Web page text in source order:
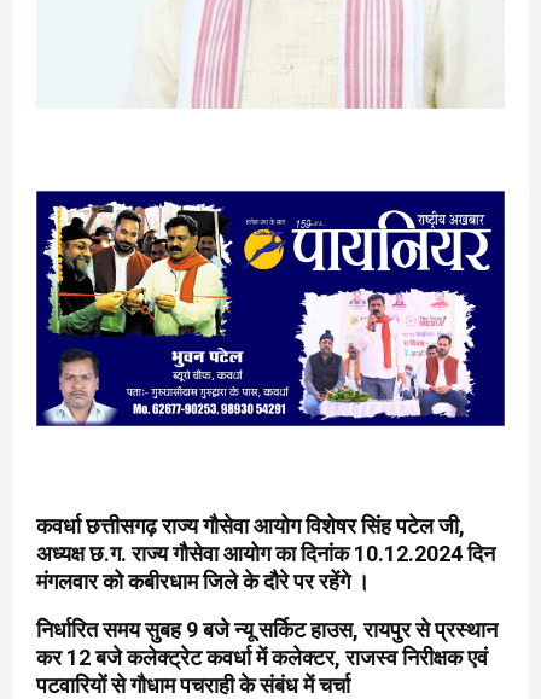
कवर्धा छत्तीसगढ़ राज्य गौसेवा आयोग विशेषर सिंह पटेल जी,
अध्यक्ष छ.ग. राज्य गौसेवा आयोग का दिनांक 10.12.2024 दिन
मंगलवार को कबीरधाम जिले के दौरे पर रहेंगे ।
निर्धारित समय सुबह 9 बजे न्यू सर्किट हाउस, रायपुर से प्रस्थान
कर 12 बजे कलेक्ट्रेट कवर्धा में कलेक्टर, राजस्व निरीक्षक एवं
पटवारियों से गौधाम पचराही के संबंध में चर्चा